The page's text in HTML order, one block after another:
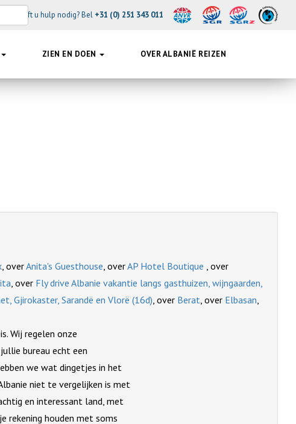
Heeft u hulp nodig? Bel +31 (0) 251 343 011
ZIEN EN DOEN OVER ALBANIË REIZEN
, overAnita's Guesthouse, overAP Hotel Boutique , over
, over Fly drive Albanie vakantie langs gasthuizen, wijngaarden,
Gjirokaster, Sarandë en Vlorë (16d), over Berat, over Elbasan,
Wij regelen onze
bureau echt een
we wat dingetjes in het
niet te vergelijken is met
en interessant land, met
rekening houden met soms